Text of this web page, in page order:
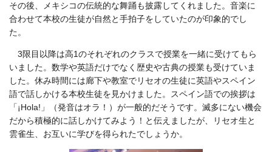
その後、メキシコの伝統的な舞踊も披露してくれました。音楽に
合わせて本校の生徒が自然と手拍子をしていたのが印象的でし
た。
3限目以降は高1のそれぞれのクラスで授業を一緒に受けてもら
いました。数学や英語だけでなく歴史や古典の授業も受けていま
した。休み時間には廊下や教室でリセオの生徒に英語やスペイン
語で話しかける本校生徒を見かけました。スペイン語での挨拶は
「¡Hola!」（発音はオラ！）が一般的だそうです。滅多にない機会
だから積極的に話しかけてみよう！と伝えましたが、リセオ生と
雲雀生、お互いに学びを得られたでしょうか。